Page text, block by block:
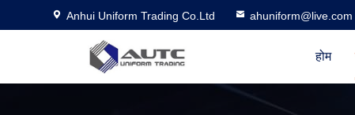
Anhui Uniform Trading Co.Ltd ahuniform@live.com
होम